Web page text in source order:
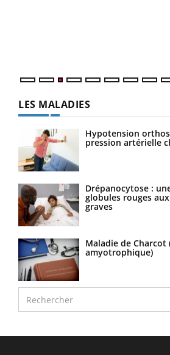
LES MALADIES
Hypotension
pression artérielle
Drépanocytose :
globules rouges
graves
Maladie de Charcot
amyotrophique)